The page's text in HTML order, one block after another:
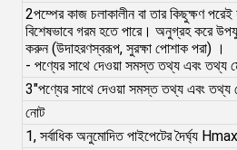
2পম্পের কাজ চলাকালীন বা তার কিছুক্ষণ
বিশেষভাবে গরম হতে পারে। অনুগ্রহ করে
করুন (উদাহরণস্বরূপ, সুরক্ষা পোশাক পরা) ।
- পণ্যের সাথে দেওয়া সমস্ত তথ্য এবং তথ্য
3"পণ্যের সাথে দেওয়া সমস্ত তথ্য এবং তথ্য
নোট
1, সর্বাধিক অনুমোদিত পাইপেটের দৈর্ঘ্য